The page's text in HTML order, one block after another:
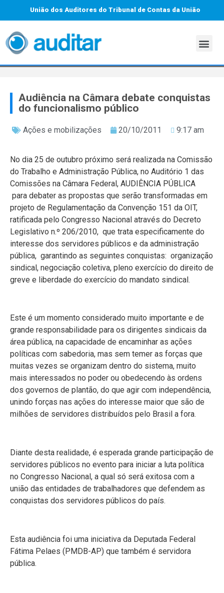
União dos Auditores do Tribunal de Contas da União
Audiência na Câmara debate conquistas
do funcionalismo público
Ações e mobilizações 20/10/2011 9:17 am
No dia 25 de outubro próximo será realizada na Comissão
do Trabalho e Administração Pública, no Auditório 1 das
Comissões na Câmara Federal, AUDIÊNCIA PÚBLICA
para debater as propostas que serão transformadas em
projeto de Regulamentação da Convenção 151 da OIT,
ratificada pelo Congresso Nacional através do Decreto
Legislativo n.º 206/2010, que trata especificamente do
interesse dos servidores públicos e da administração
pública, garantindo as seguintes conquistas: organização
sindical, negociação coletiva, pleno exercício do direito de
greve e liberdade do exercício do mandato sindical.
Este é um momento considerado muito importante e de
grande responsabilidade para os dirigentes sindicais da
área pública, na capacidade de encaminhar as ações
políticas com sabedoria, mas sem temer as forças que
muitas vezes se organizam dentro do sistema, muito
mais interessados no poder ou obedecendo às ordens
dos governos de plantão, do que agir com independência,
unindo forças nas ações do interesse maior que são de
milhões de servidores distribuídos pelo Brasil a fora.
Diante desta realidade, é esperada grande participação de
servidores públicos no evento para iniciar a luta política
no Congresso Nacional, a qual só será exitosa com a
união das entidades de trabalhadores que defendem as
conquistas dos servidores públicos do país.
Esta audiência foi uma iniciativa da Deputada Federal
Fátima Pelaes (PMDB-AP) que também é servidora
pública.